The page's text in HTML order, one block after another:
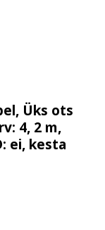
Üks ots
4, 2 m,
ei, kesta